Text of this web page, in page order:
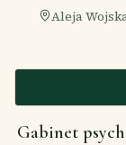
Aleja
Gabinet